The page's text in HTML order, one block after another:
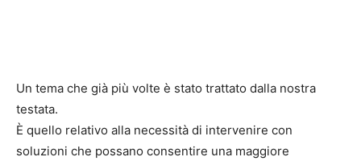
Un tema che già più volte è stato trattato dalla nostra
testata.
È quello relativo alla necessità di intervenire con
soluzioni che possano consentire una maggiore